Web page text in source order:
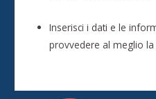
Inserisci i dati e le
provvedere al meglio la